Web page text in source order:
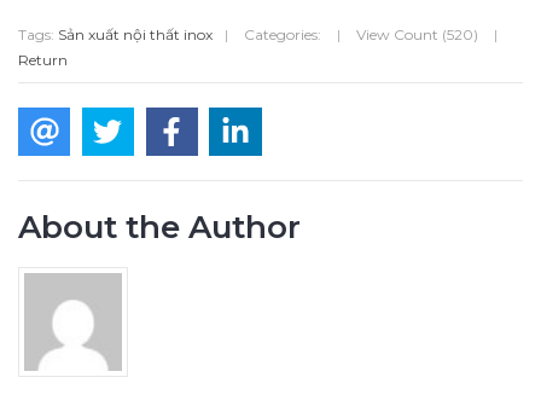
Tags: Sản xuất nội thất inox | Categories: | View Count (520)
|
Return
About the Author